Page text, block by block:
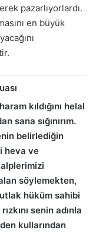
pazarlıyorlardı.
en büyük
kıldığını helal
sana sığınırım.
belirlediğin
heva ve
söylemekten,
hüküm sahibi
senin adınla
kullarından